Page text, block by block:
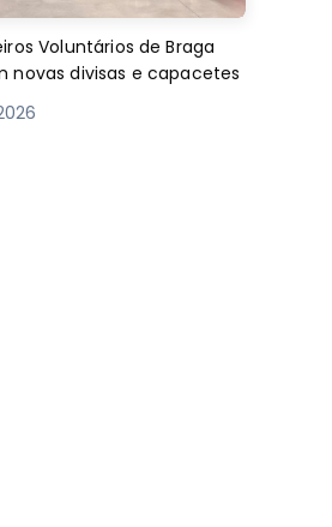
Voluntários de Braga
novas divisas e capacetes